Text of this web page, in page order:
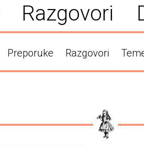
Razgovori
Preporuke Razgovori